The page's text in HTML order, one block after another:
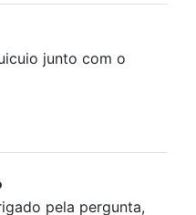
junto com o
pela pergunta,